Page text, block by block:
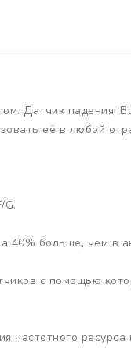
Датчик падения,
её в любой
G.
40% больше, чем в
с помощью
частотного